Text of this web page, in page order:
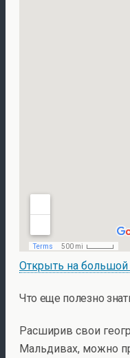
Открыть на большой
Что еще полезно
Расширив свои
Мальдивах, можно